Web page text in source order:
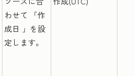
わせて
「作
成日 」を設
定します。